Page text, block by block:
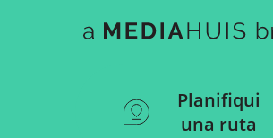
Planifiqui
una ruta